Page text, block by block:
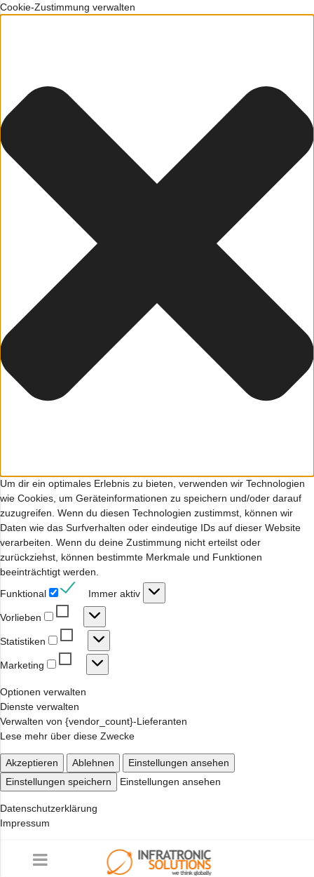
Cookie-Zustimmung verwalten
Um dir ein optimales Erlebnis zu bieten, verwenden wir Technologien
wie Cookies, um Geräteinformationen zu speichern und/oder darauf
zuzugreifen. Wenn du diesen Technologien zustimmst, können wir
Daten wie das Surfverhalten oder eindeutige IDs auf dieser Website
verarbeiten. Wenn du deine Zustimmung nicht erteilst oder
zurückziehst, können bestimmte Merkmale und Funktionen
beeinträchtigt werden.
Funktional
Immer aktiv
Vorlieben
Vorlieben
Statistiken
Statistiken
Marketing
Marketing
Optionen verwalten
Dienste verwalten
Verwalten von {vendor_count}-Lieferanten
Lese mehr über diese Zwecke
Akzeptieren Ablehnen
Einstellungen ansehen
Einstellungen speichern
Einstellungen ansehen
Datenschutzerklärung
Impressum